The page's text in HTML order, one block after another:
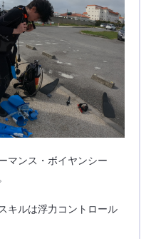
マンス・ボイヤンシー
キルは浮力コントロール